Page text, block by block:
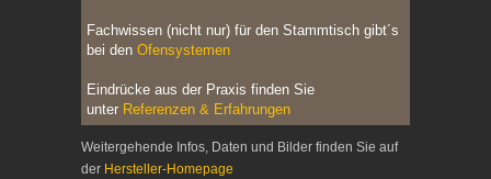
Fachwissen (nicht nur) für den Stammtisch gibt´s
bei den Ofensystemen
Eindrücke aus der Praxis finden Sie
unter Referenzen & Erfahrungen
Weitergehende Infos, Daten und Bilder finden Sie auf
der Hersteller-Homepage